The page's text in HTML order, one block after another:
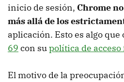
inicio de sesión, Chrome
más allá de los
aplicación. Esto es algo que
69 con supolítica de acceso
El motivo de la